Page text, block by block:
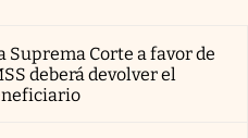
Suprema Corte a favor de
deberá devolver el